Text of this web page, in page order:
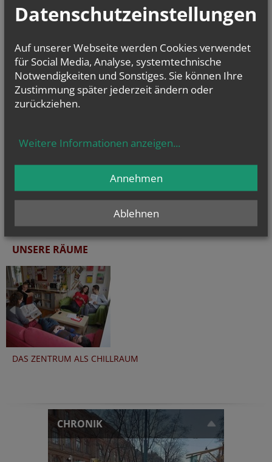
Einblicke in den Beruf
UNSERE RÄUME
DAS ZENTRUM ALS CHILLRAUM
CHRONIK
Datenschutzeinstellungen
Auf unserer Webseite werden Cookies verwendet
für Social Media, Analyse, systemtechnische
Notwendigkeiten und Sonstiges. Sie können Ihre
Zustimmung später jederzeit ändern oder
zurückziehen.
Weitere Informationen anzeigen...
Ablehnen
Annehmen